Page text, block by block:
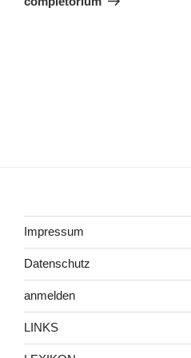
Impressum
Datenschutz
anmelden
LINKS